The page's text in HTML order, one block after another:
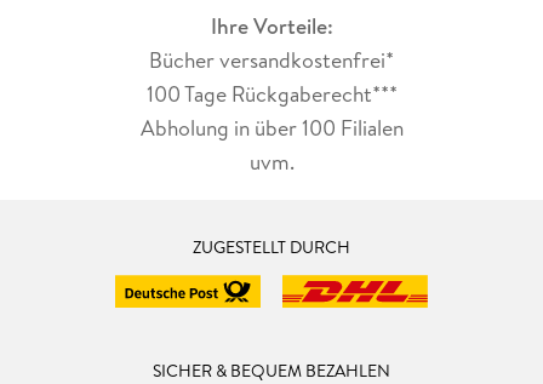
Ihre Vorteile:
Bücher versandkostenfrei*
100 Tage Rückgaberecht***
Abholung in über 100 Filialen
uvm.
ZUGESTELLT DURCH
SICHER & BEQUEM BEZAHLEN